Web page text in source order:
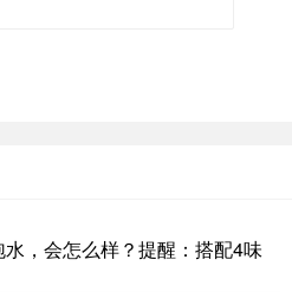
，会怎么样？提醒：搭配4味